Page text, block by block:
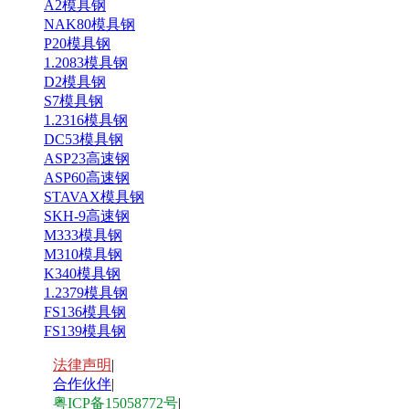
A2模具钢
NAK80模具钢
P20模具钢
1.2083模具钢
D2模具钢
S7模具钢
1.2316模具钢
DC53模具钢
ASP23高速钢
ASP60高速钢
STAVAX模具钢
SKH-9高速钢
M333模具钢
M310模具钢
K340模具钢
1.2379模具钢
FS136模具钢
FS139模具钢
法律声明|
合作伙伴|
粤ICP备15058772号|